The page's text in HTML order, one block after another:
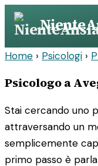
Vai
contenuto
Home › Psicologi ›
Psicologo a
Stai cercando uno
attraversando un
semplicemente
primo passo è